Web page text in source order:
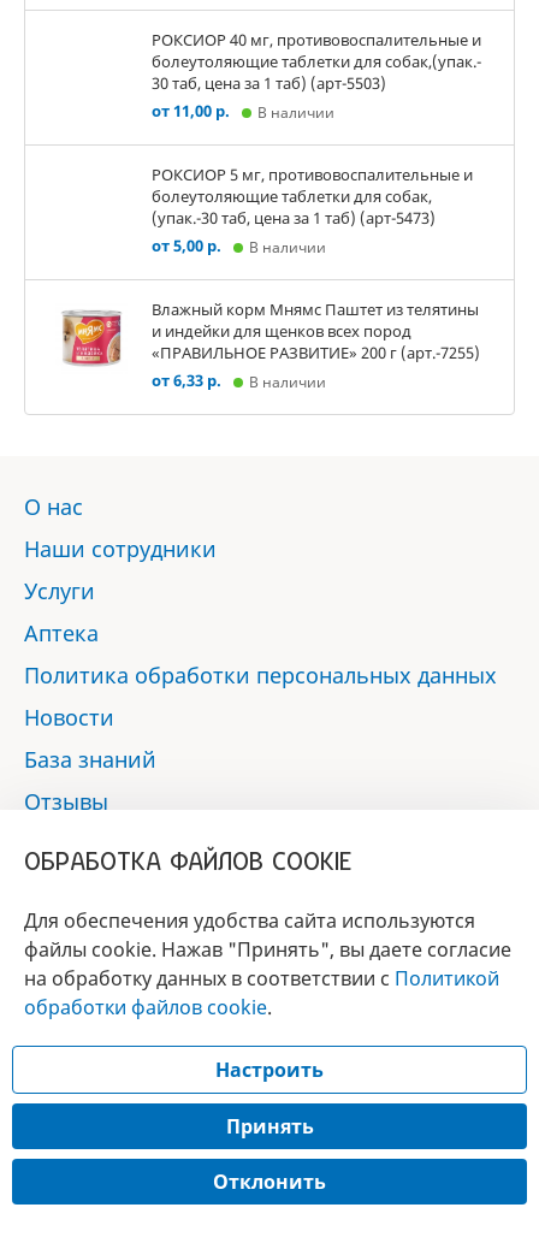
РОКСИОР 40 мг, противовоспалительные и
болеутоляющие таблетки для собак,(упак.-
30 таб, цена за 1 таб) (арт-5503)
от 11,00 р.
В наличии
РОКСИОР 5 мг, противовоспалительные и
болеутоляющие таблетки для собак,
(упак.-30 таб, цена за 1 таб) (арт-5473)
от 5,00 р.
В наличии
Влажный корм Мнямс Паштет из телятины
и индейки для щенков всех пород
«ПРАВИЛЬНОЕ РАЗВИТИЕ» 200 г (арт.-7255)
от 6,33 р.
В наличии
О нас
Наши сотрудники
Услуги
Аптека
Политика обработки персональных данных
Новости
База знаний
Отзывы
БРЕНД
ГОДА 2017 - 2019
© 2017 - 2026 «Альфа-вет»
Разработка сайта —
Информация, представленная на сайте, носит справочный характер и не
является публичной офертой.
ОБРАБОТКА ФАЙЛОВ COOKIE
Для обеспечения удобства сайта используются
файлы cookie. Нажав "Принять", вы даете согласие
на обработку данных в соответствии с Политикой
обработки файлов cookie.
Настроить
Принять
Отклонить